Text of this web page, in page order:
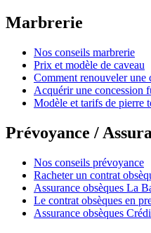
Marbrerie
Nos conseils marbrerie
Prix et modèle de caveau
Comment renouveler une
Acquérir une concession
Modèle et tarifs de pierre
Prévoyance /
Nos conseils prévoyance
Racheter un contrat
Assurance obsèques La
Le contrat obsèques en
Assurance obsèques